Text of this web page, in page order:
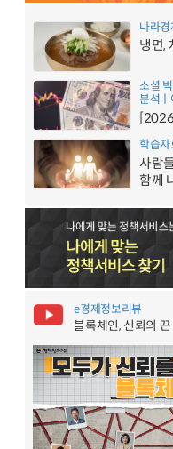
나라
냉면,
소셜
분석ㅣ
학습자
사람
함께
e경제정보리뷰
블록체인, 신뢰의 끈